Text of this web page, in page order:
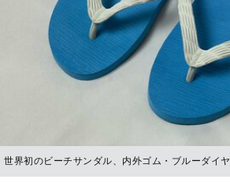
世界初のビーチサンダル、内外ゴム・ブルーダイヤ